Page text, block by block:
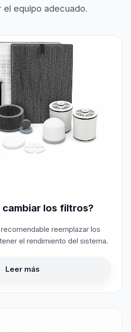
el equipo adecuado.
cambiar los filtros?
reemplazar los
el rendimiento del sistema.
Leer más